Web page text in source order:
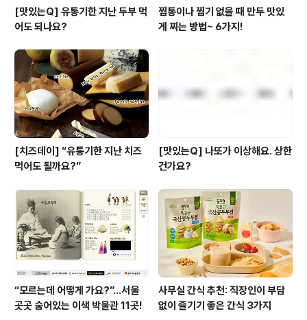
[맛있는Q] 유통기한 지난 두부 먹
어도 되나요?
찜통이나 찜기 없을 때 만두 맛있
게 찌는 방법~ 6가지!
[치즈데이] “유통기한 지난 치즈
먹어도 될까요?”
[맛있는Q] 나또가 이상해요. 상한
건가요?
“모르는데 어떻게 가요?”...서울
곳곳 숨어있는 이색 박물관 11곳!
사무실 간식 추천: 직장인이 부담
없이 즐기기 좋은 간식 3가지